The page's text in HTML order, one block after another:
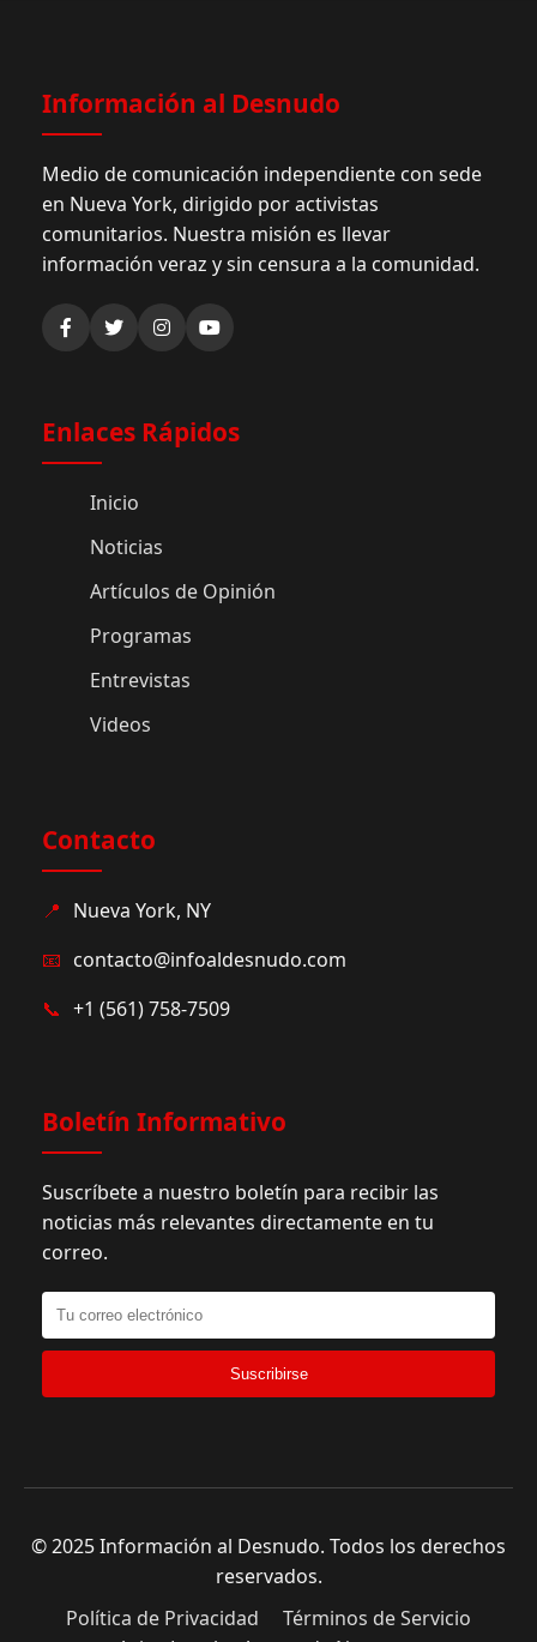
Información al Desnudo
Medio de comunicación independiente con sede
en Nueva York, dirigido por activistas
comunitarios. Nuestra misión es llevar
información veraz y sin censura a la comunidad.
Enlaces Rápidos
Inicio
Noticias
Artículos de Opinión
Programas
Entrevistas
Videos
Contacto
📍 Nueva York, NY
📧 contacto@infoaldesnudo.com
📞 +1 (561) 758-7509
Boletín Informativo
Suscríbete a nuestro boletín para recibir las
noticias más relevantes directamente en tu
correo.
Suscribirse
© 2025 Información al Desnudo. Todos los derechos
reservados.
Política de Privacidad
Términos de Servicio